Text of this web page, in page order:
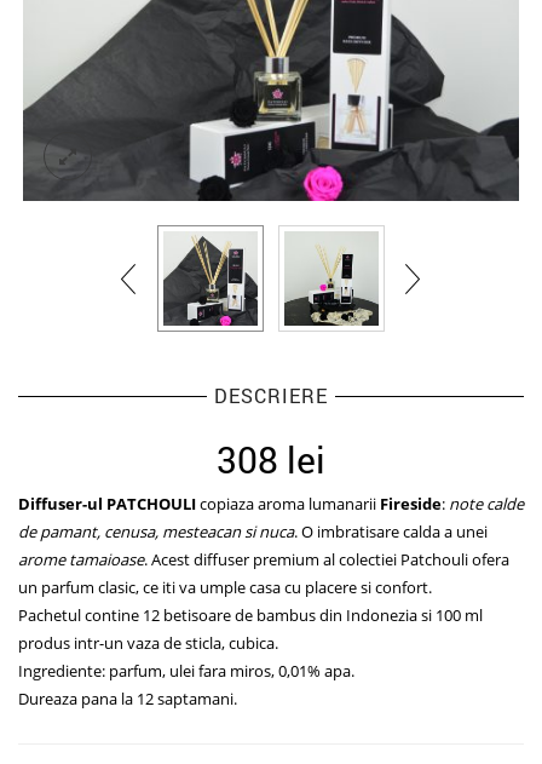
DESCRIERE
308 lei
Diffuser-ul PATCHOULIcopiaza aroma lumanarii Fireside: note calde
de pamant, cenusa, mesteacan si nuca. O imbratisare calda a unei
arome tamaioase. Acest diffuser premium al colectiei Patchouli ofera
un parfum clasic, ce iti va umple casa cu placere si confort.
Pachetul contine 12 betisoare de bambus din Indonezia si 100 ml
produs intr-un vaza de sticla, cubica.
Ingrediente: parfum, ulei fara miros, 0,01% apa.
Dureaza pana la 12 saptamani.